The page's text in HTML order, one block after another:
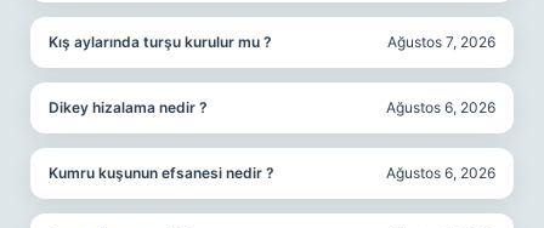
Kış aylarında turşu kurulur mu ? Ağustos 7, 2026
Dikey hizalama nedir ? Ağustos 6, 2026
Kumru kuşunun efsanesi nedir ? Ağustos 6, 2026